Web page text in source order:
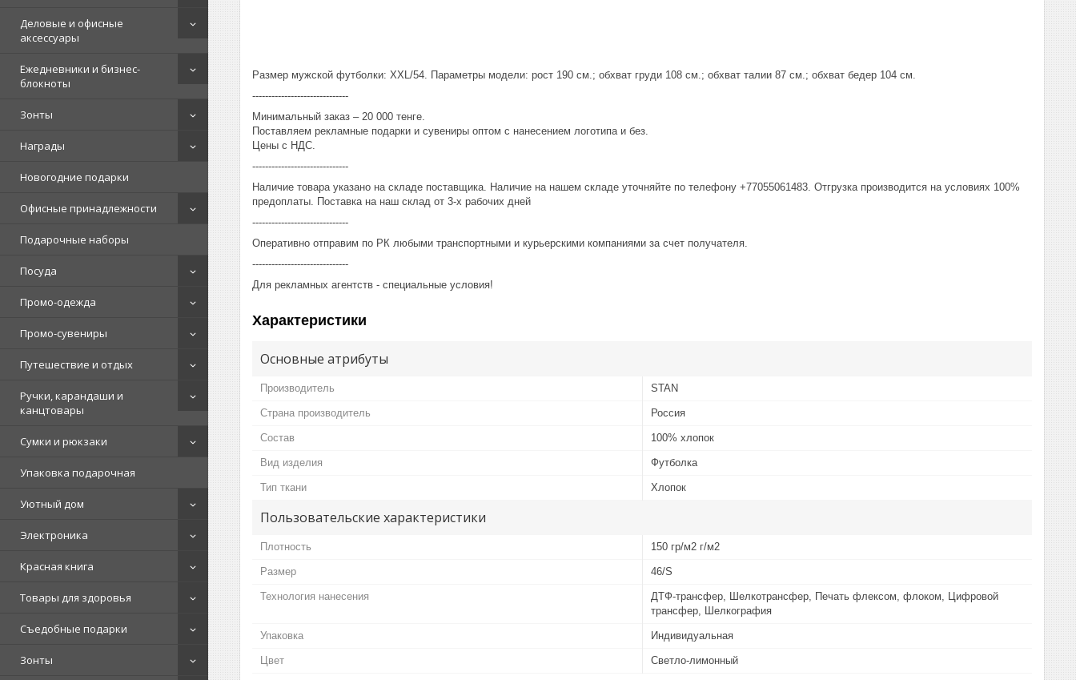
Деловые и офисные
аксессуары
Ежедневники и бизнес-
блокноты
Зонты
Награды
Новогодние подарки
Офисные принадлежности
Подарочные наборы
Посуда
Промо-одежда
Промо-сувениры
Путешествие и отдых
Ручки, карандаши и
канцтовары
Сумки и рюкзаки
Упаковка подарочная
Уютный дом
Электроника
Красная книга
Товары для здоровья
Съедобные подарки
Зонты
Размер мужской футболки: XXL/54. Параметры модели: рост 190 см.; обхват груди 108 см.; обхват талии 87 см.; обхват бедер 104 см.
------------------------------
Минимальный заказ – 20 000 тенге.
Поставляем рекламные подарки и сувениры оптом с нанесением логотипа и без.
Цены с НДС.
------------------------------
Наличие товара указано на складе поставщика. Наличие на нашем складе уточняйте по телефону +77055061483. Отгрузка производится на условиях 100%
предоплаты. Поставка на наш склад от 3-x рабочих дней
------------------------------
Оперативно отправим по РК любыми транспортными и курьерскими компаниями за счет получателя.
------------------------------
Для рекламных агентств - специальные условия!
Характеристики
Основные атрибуты
Производитель STAN
Страна производитель Россия
Состав 100% хлопок
Вид изделия Футболка
Тип ткани Хлопок
Пользовательские характеристики
Плотность 150 гр/м2 г/м2
Размер 46/S
Технология нанесения
ДТФ-трансфер, Шелкотрансфер, Печать флексом, флоком, Цифровой
трансфер, Шелкография
Упаковка Индивидуальная
Цвет Светло-лимонный